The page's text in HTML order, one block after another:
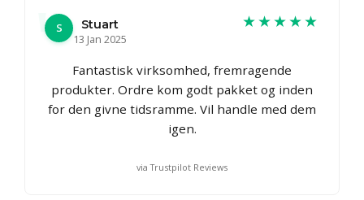
S
Stuart
13 Jan 2025
★★★★★
Fantastisk virksomhed, fremragende
produkter. Ordre kom godt pakket og inden
for den givne tidsramme. Vil handle med dem
igen.
via Trustpilot Reviews